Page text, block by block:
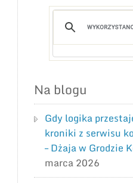
Na blogu
Gdy logika
kroniki z serwisu
– Dżaja w Grodzie
marca 2026